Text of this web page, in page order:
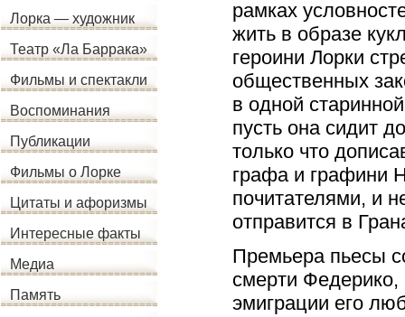
Лорка — художник
Театр «Ла Баррака»
Фильмы и спектакли
Воспоминания
Публикации
Фильмы о Лорке
Цитаты и афоризмы
Интересные факты
Медиа
Память
рамках
жить в образе
героини Лорки
общественных
в одной
пусть она сидит
только что
графа и графини
почитателями, и
отправится в
Премьера пьесы
смерти Федерико,
эмиграции его